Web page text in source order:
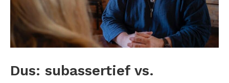
Dus: subassertief vs.